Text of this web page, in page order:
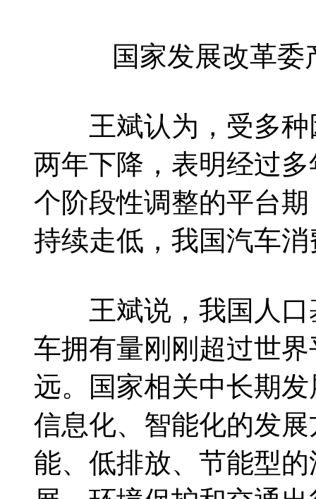
国家发展改革
王斌认为，受多种
两年下降，表明经过
个阶段性调整的平台
持续走低，我国汽车
王斌说，我国人口
车拥有量刚刚超过世
远。国家相关中长期
信息化、智能化的发
能、低排放、节能型